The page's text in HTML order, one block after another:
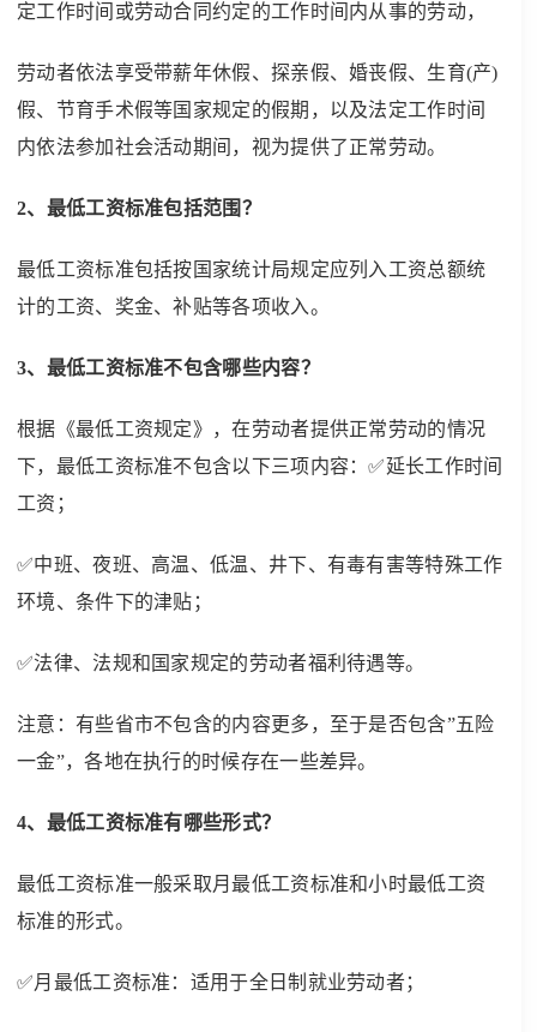
定工作时间或劳动合同约定的工作时间内从事的劳动，
劳动者依法享受带薪年休假、探亲假、婚丧假、生育(产)
假、节育手术假等国家规定的假期，以及法定工作时间
内依法参加社会活动期间，视为提供了正常劳动。
2、最低工资标准包括范围？
最低工资标准包括按国家统计局规定应列入工资总额统
计的工资、奖金、补贴等各项收入。
3、最低工资标准不包含哪些内容？
根据《最低工资规定》，在劳动者提供正常劳动的情况
下，最低工资标准不包含以下三项内容：✅延长工作时间
工资；
✅中班、夜班、高温、低温、井下、有毒有害等特殊工作
环境、条件下的津贴；
✅法律、法规和国家规定的劳动者福利待遇等。
注意：有些省市不包含的内容更多，至于是否包含”五险
一金”，各地在执行的时候存在一些差异。
4、最低工资标准有哪些形式？
最低工资标准一般采取月最低工资标准和小时最低工资
标准的形式。
✅月最低工资标准：适用于全日制就业劳动者；